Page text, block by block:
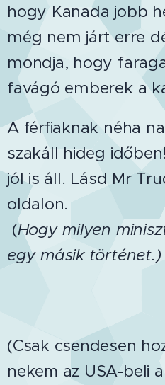
hogy Kanada jobb
még nem járt erre
mondja, hogy
favágó emberek a
A férfiaknak néha
szakáll hideg
jól is áll. Lásd Mr
oldalon.
(Hogy milyen
egy másik történet.)
(Csak csendesen
nekem az USA-beli